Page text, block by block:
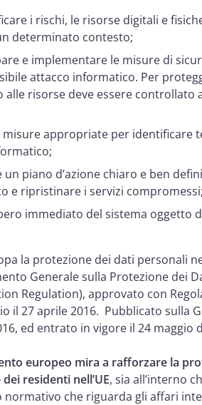
i rischi, le risorse digitali e
determinato contesto;
e implementare le misure di
attacco informatico. Per
alle risorse deve essere controllato
misure appropriate per identificare
un piano d’azione chiaro e ben
e ripristinare i servizi compromessi;
immediato del sistema oggetto
la protezione dei dati personali
Generale sulla Protezione dei
Regulation), approvato con
il 27 aprile 2016. Pubblicato sulla
ed entrato in vigore il 24 maggio
europeo mira a rafforzare la
residenti nell’UE, sia all’interno
normativo che riguarda gli affari